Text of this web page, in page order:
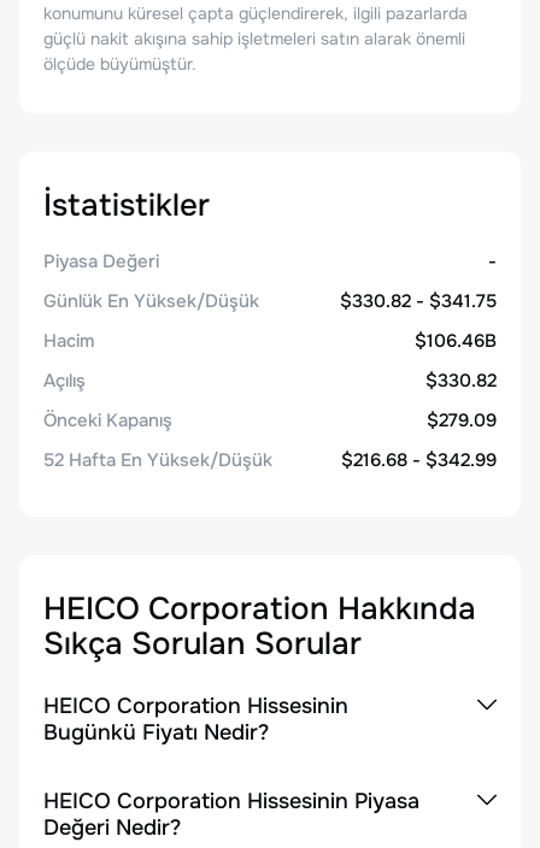
konumunu küresel çapta güçlendirerek, ilgili pazarlarda
güçlü nakit akışına sahip işletmeleri satın alarak önemli
ölçüde büyümüştür.
İstatistikler
Piyasa Değeri
-
Günlük En Yüksek/Düşük
$330.82 - $341.75
Hacim
$106.46B
Açılış
$330.82
Önceki Kapanış
$279.09
52 Hafta En Yüksek/Düşük
$216.68 - $342.99
HEICO Corporation Hakkında
Sıkça Sorulan Sorular
HEICO Corporation Hissesinin
Bugünkü Fiyatı Nedir?
HEICO Corporation Hissesinin Piyasa
Değeri Nedir?